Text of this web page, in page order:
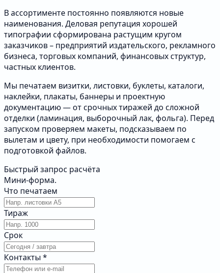
В ассортименте постоянно появляются новые
наименования. Деловая репутация хорошей
типографии сформирована растущим кругом
заказчиков – предприятий издательского, рекламного
бизнеса, торговых компаний, финансовых структур,
частных клиентов.
Мы печатаем визитки, листовки, буклеты, каталоги,
наклейки, плакаты, баннеры и проектную
документацию — от срочных тиражей до сложной
отделки (ламинация, выборочный лак, фольга). Перед
запуском проверяем макеты, подсказываем по
вылетам и цвету, при необходимости помогаем с
подготовкой файлов.
Быстрый запрос расчёта
Мини‑форма.
Что печатаем
Тираж
Срок
Контакты *